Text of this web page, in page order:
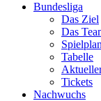
Bundesliga
Das Ziel
Das
Spielplan
Tabelle
Tickets
Nachwuchs